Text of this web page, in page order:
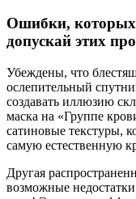
Ошибки, которых
допускай этих
Убеждены, что
ослепительный
создавать иллюзию
маска на «Группе
сатиновые текстуры,
самую естественную
Другая
возможные